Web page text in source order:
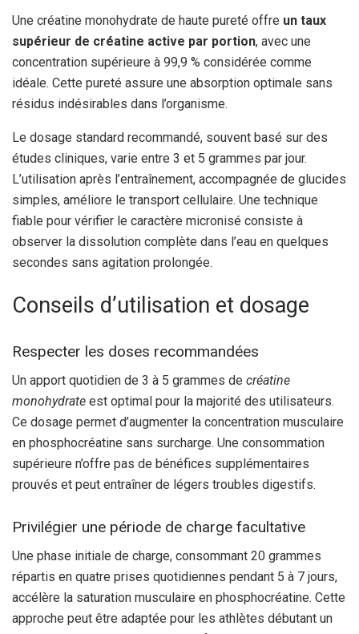
Une créatine monohydrate de haute pureté offre un taux
supérieur de créatine active par portion, avec une
concentration supérieure à 99,9 % considérée comme
idéale. Cette pureté assure une absorption optimale sans
résidus indésirables dans l’organisme.
Le dosage standard recommandé, souvent basé sur des
études cliniques, varie entre 3 et 5 grammes par jour.
L’utilisation après l’entraînement, accompagnée de glucides
simples, améliore le transport cellulaire. Une technique
fiable pour vérifier le caractère micronisé consiste à
observer la dissolution complète dans l’eau en quelques
secondes sans agitation prolongée.
Conseils d’utilisation et dosage
Respecter les doses recommandées
Un apport quotidien de 3 à 5 grammes de créatine
monohydrate est optimal pour la majorité des utilisateurs.
Ce dosage permet d’augmenter la concentration musculaire
en phosphocréatine sans surcharge. Une consommation
supérieure n’offre pas de bénéfices supplémentaires
prouvés et peut entraîner de légers troubles digestifs.
Privilégier une période de charge facultative
Une phase initiale de charge, consommant 20 grammes
répartis en quatre prises quotidiennes pendant 5 à 7 jours,
accélère la saturation musculaire en phosphocréatine. Cette
approche peut être adaptée pour les athlètes débutant un